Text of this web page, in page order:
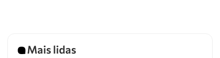
Mais lidas